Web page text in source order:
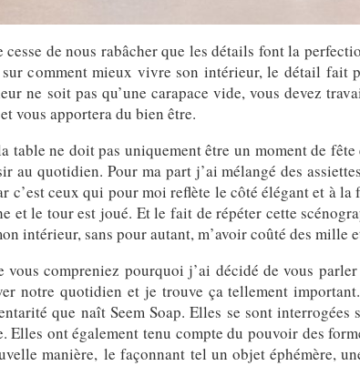
de nous rabâcher que les détails font la
sur comment mieux vivre son intérieur, le détail fait
ne soit pas qu’une carapace vide, vous devez
vous apportera du bien être.
table ne doit pas uniquement être un moment de
au quotidien. Pour ma part j’ai mélangé des
c’est ceux qui pour moi reflète le côté élégant et à
et le tour est joué. Et le fait de répéter cette
intérieur, sans pour autant, m’avoir coûté des mille
compreniez pourquoi j’ai décidé de vous parler
notre quotidien et je trouve ça tellement
que naît Seem Soap. Elles se sont
ont également tenu compte du pouvoir des
manière, le façonnant tel un objet éphémère,